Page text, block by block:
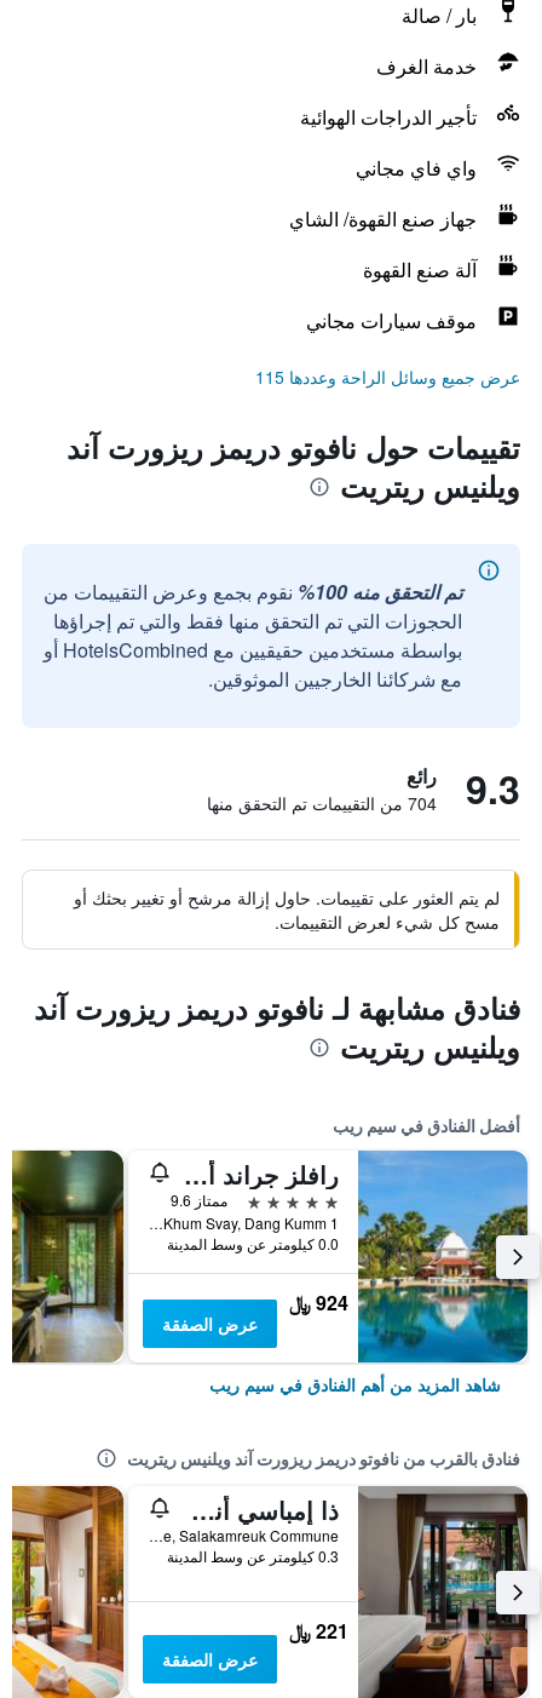
بار / صالة
خدمة الغرف
تأجير الدراجات الهوائية
واي فاي مجاني
جهاز صنع القهوة/ الشاي
آلة صنع القهوة
موقف سيارات مجاني
عرض جميع وسائل الراحة وعددها 115
تقييمات حول نافوتو دريمز ريزورت آند
ويلنيس ريتريت
تم التحقق منه 100%
نقوم بجمع وعرض التقييمات من
الحجوزات التي تم التحقق منها فقط والتي تم إجراؤها
بواسطة مستخدمين حقيقيين مع HotelsCombined أو
مع شركائنا الخارجيين الموثوقين.
9.3 رائع
704 من التقييمات تم التحقق منها
لم يتم العثور على تقييمات. حاول إزالة مرشح أو تغيير بحثك أو
مسح كل شيء لعرض التقييمات.
فنادق مشابهة لـ نافوتو دريمز ريزورت آند
ويلنيس ريتريت
أفضل الفنادق في سيم ريب
رافلز جراند أوتل دانجكور
5 نجوم
ممتاز 9.6
1 Vithei Charles de Gaulle, Khum Svay, Dang Kumm, سيم ريب, كمبوديا
0.0 كيلومتر عن وسط المدينة
924 ﷼
عرض الصفقة
شاهد المزيد من أهم الفنادق في سيم ريب
فنادق بالقرب من نافوتو دريمز ريزورت آند ويلنيس ريتريت
ذا إمباسي أنجكور ريزورت آند سبا
Chunlung Village, Salakamreuk Commune, سيم ريب, كمبوديا
0.3 كيلومتر عن وسط المدينة
221 ﷼
عرض الصفقة